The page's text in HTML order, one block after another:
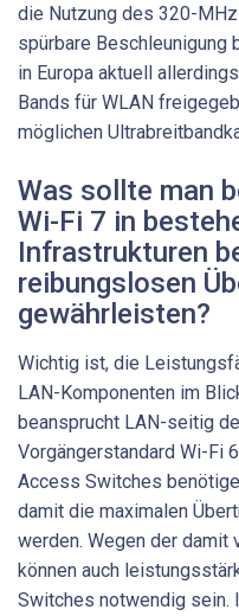
die Nutzung des 320-
spürbare Beschleunigung
in Europa aktuell
Bands für WLAN
möglichen
Was sollte man
Wi-Fi 7 in
Infrastrukturen
reibungslosen
gewährleisten?
Wichtig ist, die
LAN-Komponenten im
beansprucht LAN-seitig
Vorgängerstandard Wi-Fi
Access Switches
damit die maximalen
werden. Wegen der damit
können auch
Switches notwendig sein.